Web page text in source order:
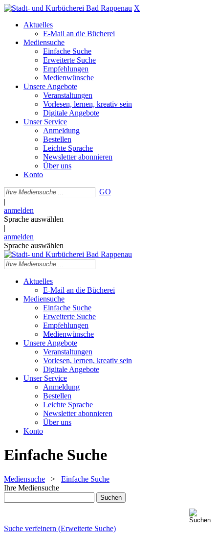
X
Aktuelles
E-Mail an die Bücherei
Mediensuche
Einfache Suche
Erweiterte Suche
Empfehlungen
Medienwünsche
Unsere Angebote
Veranstaltungen
Vorlesen, lernen, kreativ sein
Digitale Angebote
Unser Service
Anmeldung
Bestellen
Leichte Sprache
Newsletter abonnieren
Über uns
Konto
GO
|
anmelden
Sprache auswählen
|
anmelden
Sprache auswählen
Aktuelles
E-Mail an die Bücherei
Mediensuche
Einfache Suche
Erweiterte Suche
Empfehlungen
Medienwünsche
Unsere Angebote
Veranstaltungen
Vorlesen, lernen, kreativ sein
Digitale Angebote
Unser Service
Anmeldung
Bestellen
Leichte Sprache
Newsletter abonnieren
Über uns
Konto
Einfache Suche
Mediensuche > Einfache Suche
Ihre Mediensuche
Suche verfeinern (Erweiterte Suche)